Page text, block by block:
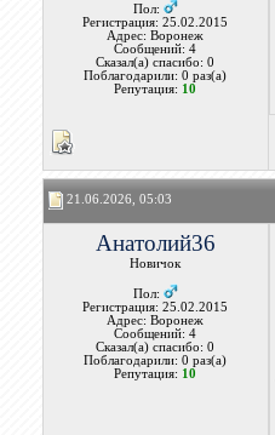
Пол:
Регистрация: 25.02.2015
Адрес: Воронеж
Сообщений: 4
Сказал(а) спасибо: 0
Поблагодарили: 0 раз(а)
Репутация: 10
21.06.2026, 05:03
Анатолий36
Новичок
Пол:
Регистрация: 25.02.2015
Адрес: Воронеж
Сообщений: 4
Сказал(а) спасибо: 0
Поблагодарили: 0 раз(а)
Репутация: 10